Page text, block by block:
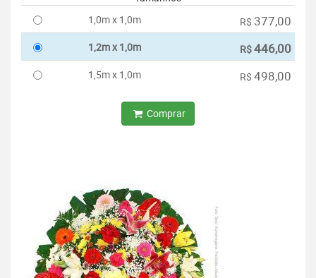
1,0m x 1,0m
R$ 377,00
1,2m x 1,0m R$446,00
1,5m x 1,0m R$ 498,00
Comprar